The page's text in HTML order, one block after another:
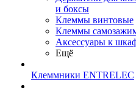
и боксы
Клеммы винтовые
Клеммы
Аксессуары к
Ещё
Клеммники ENTRELEC